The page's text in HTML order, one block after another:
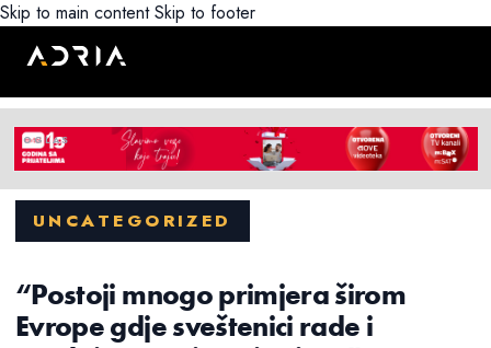
Skip to main content Skip to footer
UNCATEGORIZED
“Postoji mnogo primjera širom
Evrope gdje sveštenici rade i